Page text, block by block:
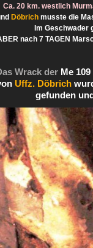
Ca. 20 km. westlich
Döbrich musste die
Im Geschwader
nach 7 TAGEN
Wrack der Me 109
Uffz. Döbrich
gefunden